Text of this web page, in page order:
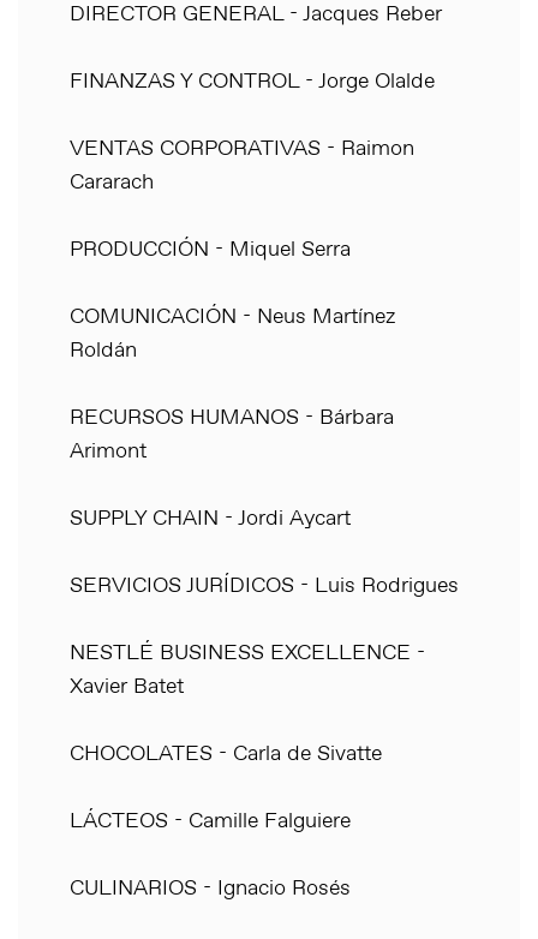
DIRECTOR GENERAL - Jacques Reber
FINANZAS Y CONTROL - Jorge Olalde
VENTAS CORPORATIVAS - Raimon
Cararach
PRODUCCIÓN - Miquel Serra
COMUNICACIÓN - Neus Martínez
Roldán
RECURSOS HUMANOS - Bárbara
Arimont
SUPPLY CHAIN - Jordi Aycart
SERVICIOS JURÍDICOS - Luis Rodrigues
NESTLÉ BUSINESS EXCELLENCE -
Xavier Batet
CHOCOLATES - Carla de Sivatte
LÁCTEOS - Camille Falguiere
CULINARIOS - Ignacio Rosés